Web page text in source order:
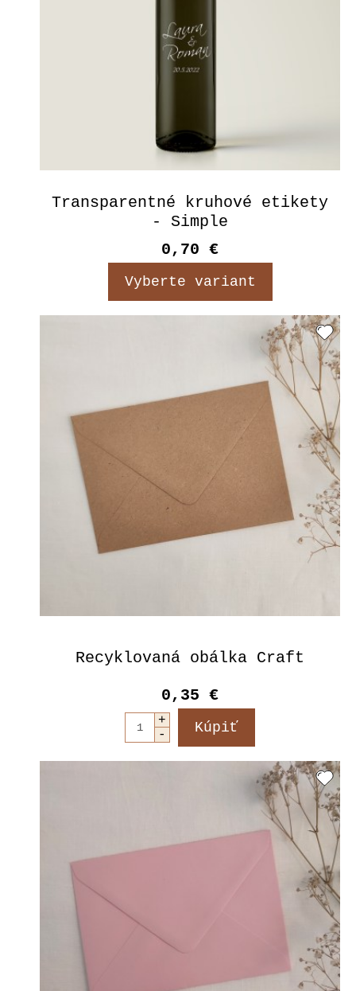
Transparentné kruhové etikety
- Simple
0,70 €
Vyberte variant
Recyklovaná obálka Craft
0,35 €